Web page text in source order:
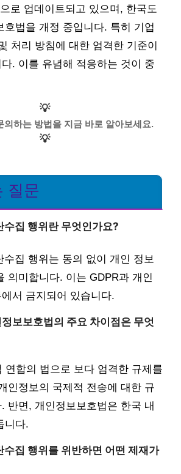
로 업데이트되고 있으며, 한국도
호법을 개정 중입니다. 특히 기업
처리 방침에 대한 엄격한 기준이
. 이를 유념해 적응하는 것이 중
💡
의하는 방법을 지금 바로 알아보세요.
💡
질문
수집 행위란 무엇인가요?
수집 행위는 동의 없이 개인 정보
의미합니다. 이는 GDPR과 개인
서 금지되어 있습니다.
보보호법의 주요 차이점은 무엇
연합의 법으로 보다 엄격한 규제를
인정보의 국제적 전송에 대한 규
반면, 개인정보보호법은 한국 내
니다.
수집 행위를 위반하면 어떤 제재가